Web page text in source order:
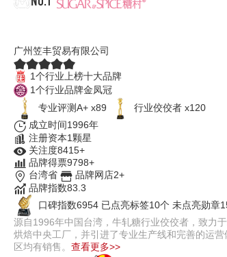
广州笠丰贸易有限公司
1个行业上榜十大品牌
1个行业品牌金凤冠
专业评测A+ x89
行业佼佼者 x120
成立时间1996年
注册资本1颗星
关注度8415+
品牌得票9798+
台湾省
品牌网店2+
品牌指数83.3
口碑指数6954 已点亮标签10个 未点亮勋章
源自1996年中国台湾，牛轧糖行业佼佼者，致力
烘焙中央工厂，并引进了专业生产线和完善的运
区均有销售。 查看更多>>